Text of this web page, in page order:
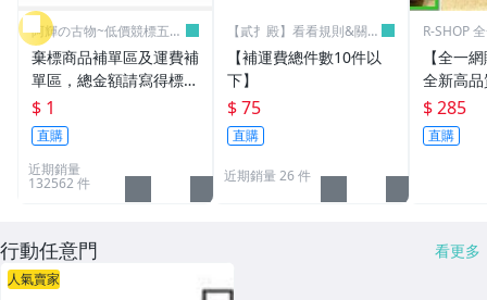
阿輝の古物~低價競標五六
日結標
棄標商品補單區及運費補
單區，總金額請寫得標商
品金額，運費請寫棄標商
品原設定之運費
$ 1
直購
近期銷量
132562 件
【貳扌殿】看看規則&關於
【補運費總件數10件以
下】
$ 75
直購
近期銷量 26 件
R-SHOP
【全一
全新高
筆電 變
3.16A通
L30
$ 285
直購
行動任意門 看更多
人氣賣家